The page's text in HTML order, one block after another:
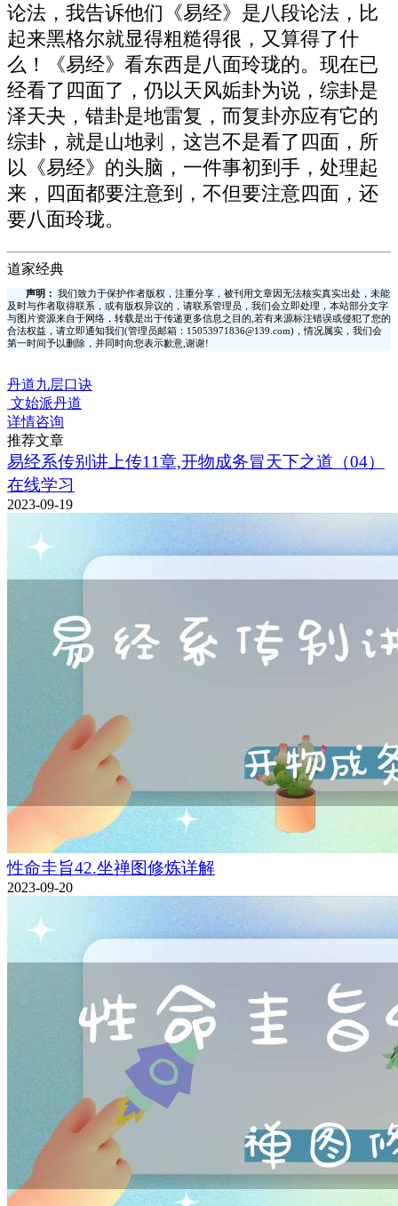
论法，我告诉他们《易经》是八段论法，比
起来黑格尔就显得粗糙得很，又算得了什
么！《易经》看东西是八面玲珑的。现在已
经看了四面了，仍以天风姤卦为说，综卦是
泽天夬，错卦是地雷复，而复卦亦应有它的
综卦，就是山地剥，这岂不是看了四面，所
以《易经》的头脑，一件事初到手，处理起
来，四面都要注意到，不但要注意四面，还
要八面玲珑。
道家经典
声明：
我们致力于保护作者版权，注重分享，被刊用文章因无法核实真实出处，未能
及时与作者取得联系，或有版权异议的，请联系管理员，我们会立即处理，本站部分文字
与图片资源来自于网络，转载是出于传递更多信息之目的,若有来源标注错误或侵犯了您的
合法权益，请立即通知我们(管理员邮箱：15053971836@139.com)，情况属实，我们会
第一时间予以删除，并同时向您表示歉意,谢谢!
丹道九层口诀
文始派丹道
详情咨询
推荐文章
易经系传别讲上传11章,开物成务冒天下之道（04）
在线学习
2023-09-19
性命圭旨42.坐禅图修炼详解
2023-09-20